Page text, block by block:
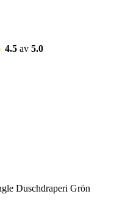
4.5 av 5.0
Duschdraperi Grön